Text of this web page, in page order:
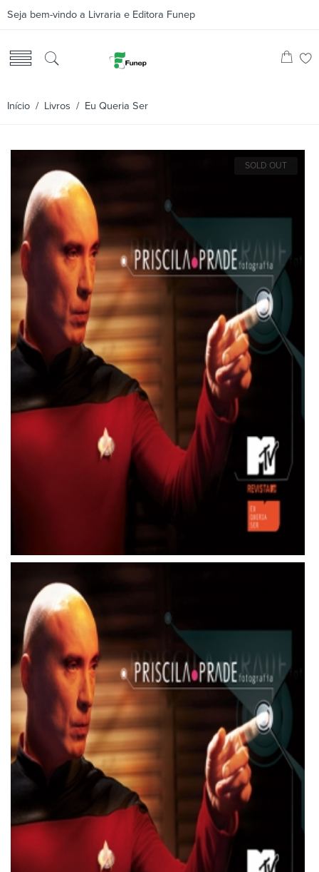
Seja bem-vindo a Livraria e Editora Funep
Início / Livros / Eu Queria Ser
SOLD OUT